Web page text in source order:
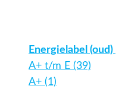
Energielabel (oud)
A+ t/m E (39)
A+ (1)